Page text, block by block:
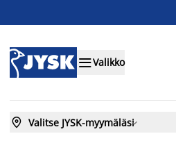
Valikko
 Valitse JYSK-myymäläsi